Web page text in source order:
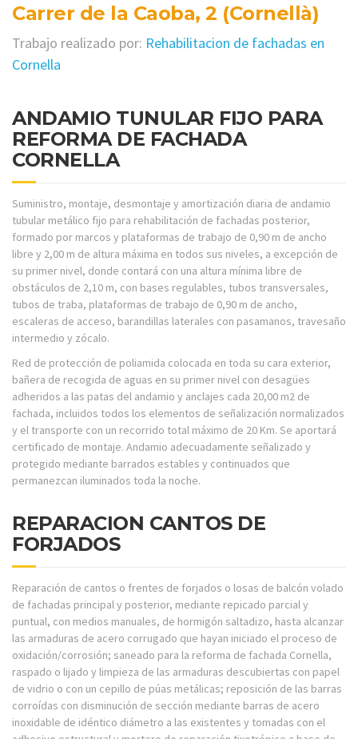
Carrer de la Caoba, 2 (Cornellà)
Trabajo realizado por: Rehabilitacion de fachadas en
Cornella
ANDAMIO TUNULAR FIJO PARA
REFORMA DE FACHADA
CORNELLA
Suministro, montaje, desmontaje y amortización diaria de andamio
tubular metálico fijo para rehabilitación de fachadas posterior,
formado por marcos y plataformas de trabajo de 0,90 m de ancho
libre y 2,00 m de altura máxima en todos sus niveles, a excepción de
su primer nivel, donde contará con una altura mínima libre de
obstáculos de 2,10 m, con bases regulables, tubos transversales,
tubos de traba, plataformas de trabajo de 0,90 m de ancho,
escaleras de acceso, barandillas laterales con pasamanos, travesaño
intermedio y zócalo.
Red de protección de poliamida colocada en toda su cara exterior,
bañera de recogida de aguas en su primer nivel con desagües
adheridos a las patas del andamio y anclajes cada 20,00 m2 de
fachada, incluidos todos los elementos de señalización normalizados
y el transporte con un recorrido total máximo de 20 Km. Se aportará
certificado de montaje. Andamio adecuadamente señalizado y
protegido mediante barrados estables y continuados que
permanezcan iluminados toda la noche.
REPARACION CANTOS DE
FORJADOS
Reparación de cantos o frentes de forjados o losas de balcón volado
de fachadas principal y posterior, mediante repicado parcial y
puntual, con medios manuales, de hormigón saltadizo, hasta alcanzar
las armaduras de acero corrugado que hayan iniciado el proceso de
oxidación/corrosión; saneado para la reforma de fachada Cornella,
raspado o lijado y limpieza de las armaduras descubiertas con papel
de vidrio o con un cepillo de púas metálicas; reposición de las barras
corroídas con disminución de sección mediante barras de acero
inoxidable de idéntico diámetro a las existentes y tomadas con el